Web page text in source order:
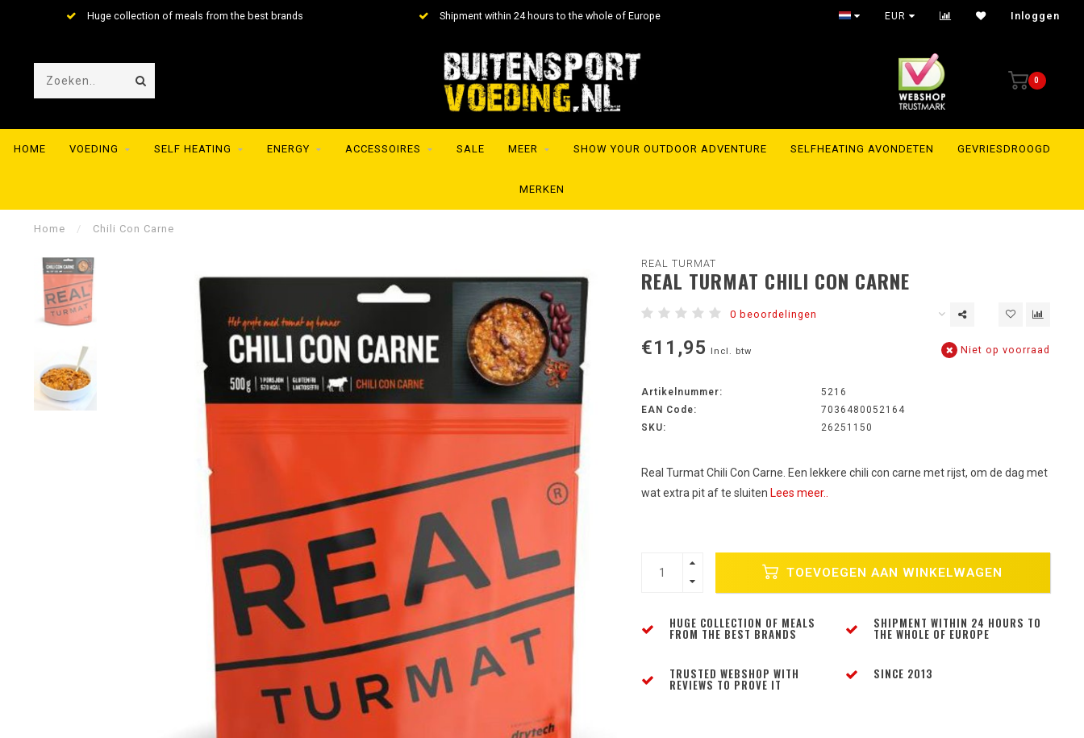
Huge collection of meals from the best brands Shipment within 24 hours to the whole of Europe EUR Inloggen
0
HOME VOEDING SELF HEATING ENERGY ACCESSOIRES SALE MEER SHOW YOUR OUTDOOR ADVENTURE SELFHEATING AVONDETEN GEVRIESDROOGD
MERKEN
Home / Chili Con Carne
REAL TURMAT
REAL TURMAT CHILI CON CARNE
0 beoordelingen
€11,95 Incl. btw Niet op voorraad
Artikelnummer:
5216
EAN Code:
7036480052164
SKU:
26251150
Real Turmat Chili Con Carne. Een lekkere chili con carne met rijst, om de dag met
wat extra pit af te sluiten Lees meer..
TOEVOEGEN AAN WINKELWAGEN
HUGE COLLECTION OF MEALS
FROM THE BEST BRANDS
SHIPMENT WITHIN 24 HOURS TO
THE WHOLE OF EUROPE
TRUSTED WEBSHOP WITH
REVIEWS TO PROVE IT
SINCE 2013